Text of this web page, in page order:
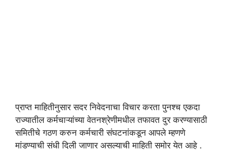
प्राप्त माहितीनुसार सदर निवेदनाचा विचार करता पुनश्च एकदा
राज्यातील कर्मचाऱ्यांच्या वेतनश्रेणीमधील तफावत दुर करण्यासाठी
समितीचे गठण करुन कर्मचारी संघटनांकडून आपले म्हणणे
मांडण्याची संधी दिली जाणार असल्याची माहिती समोर येत आहे .